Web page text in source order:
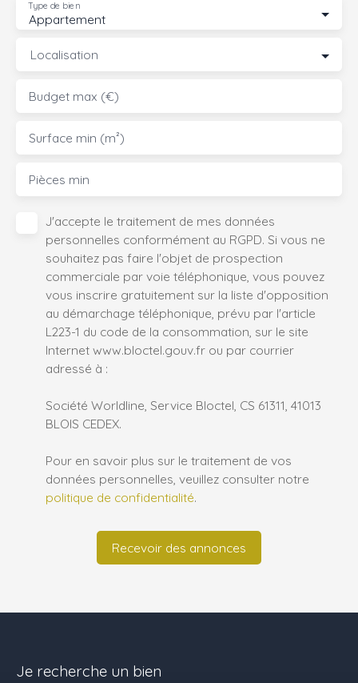
Appartement
Type de bien
Localisation
Budget max (€)
Surface min (m²)
Pièces min
J'accepte le traitement de mes données
personnelles conformément au RGPD. Si vous ne
souhaitez pas faire l'objet de prospection
commerciale par voie téléphonique, vous pouvez
vous inscrire gratuitement sur la liste d'opposition
au démarchage téléphonique, prévu par l'article
L223-1 du code de la consommation, sur le site
Internet www.bloctel.gouv.fr ou par courrier
adressé à :
Société Worldline, Service Bloctel, CS 61311, 41013
BLOIS CEDEX.
Pour en savoir plus sur le traitement de vos
données personnelles, veuillez consulter notre
politique de confidentialité.
Recevoir des annonces
Je recherche un bien